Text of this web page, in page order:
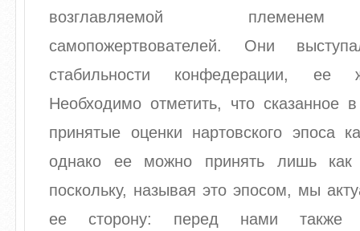
возглавляемой племенем
самопожертвователей. Они
стабильности конфедерации, ее
Необходимо отметить, что сказанное
принятые оценки нартовского эпоса
однако ее можно принять лишь как
поскольку, называя это эпосом, мы
ее сторону: перед нами также